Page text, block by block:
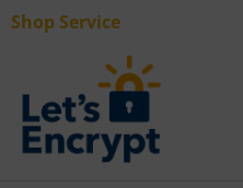
Shop Service